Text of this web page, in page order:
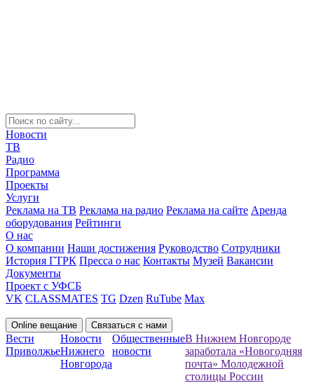
Новости
ТВ
Радио
Программа
Проекты
Услуги
Реклама на ТВ Реклама на радио Реклама на сайте Аренда
оборудования Рейтинги
О нас
О компании Наши достижения Руководство Сотрудники
История ГТРК Пресса о нас Контакты Музей Вакансии
Документы
Проект с УФСБ
VK CLASSMATES TG Dzen RuTube Max
Online вещание Связаться с нами
Вести
Приволжье
Новости
Нижнего
Новгорода
Общественные
новости
В Нижнем Новгороде
заработала «Новогодняя
почта» Молодежной
столицы России